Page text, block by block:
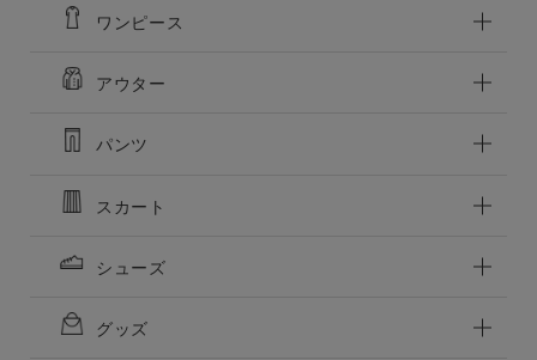
ワンピース
アウター
パンツ
スカート
シューズ
グッズ